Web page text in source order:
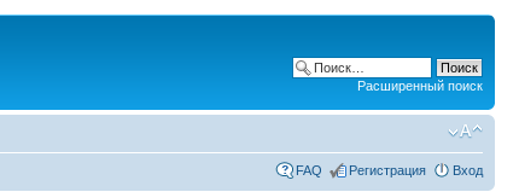
Расширенный поиск
FAQ Регистрация Вход